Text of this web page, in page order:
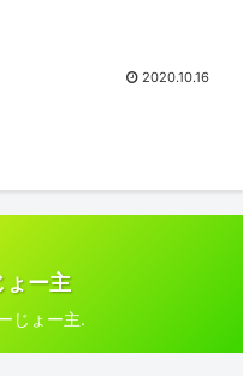
2020.10.16
ょー主
じょー主.